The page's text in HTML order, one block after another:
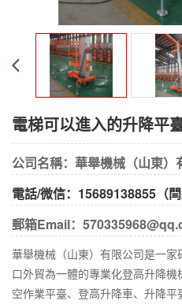
電梯可以進入的升降平
公司名稱：華舉機械（山東）
電話/微信：15689138855（閆
郵箱Email：
華舉機械（山東）有限公司是一
口外貿為一體的專業化登高升降
空作業平臺、登高升降車、升降